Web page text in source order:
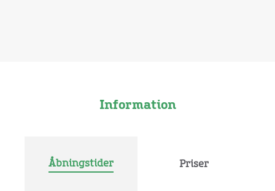
Information
Åbningstider Priser